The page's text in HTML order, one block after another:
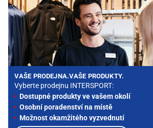
VAŠE PRODEJNA.VAŠE PRODUKTY.
Vyberte prodejnu INTERSPORT:
Dostupné produkty ve vašem okolí
Osobní poradenství na místě
Možnost okamžitého vyzvednutí